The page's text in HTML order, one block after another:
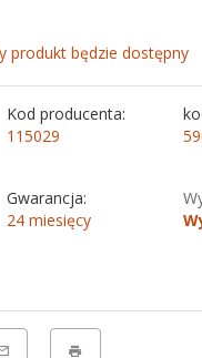
produkt będzie dostępny
Kod producenta:
115029
Gwarancja:
24 miesięcy